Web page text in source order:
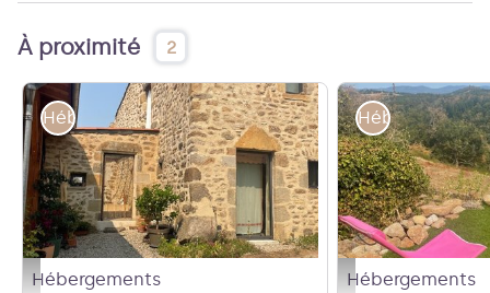
À proximité 2
Entrée la maisonnette - Catherine Arlanges
Hébergements
Hébergements
Bains de soleil et vue
Hébergements
Hébergements